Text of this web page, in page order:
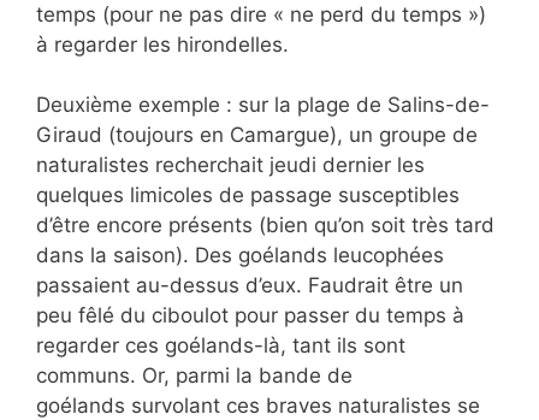
temps (pour ne pas dire « ne perd du temps »)
à regarder les hirondelles.
Deuxième exemple : sur la plage de Salins-de-
Giraud (toujours en Camargue), un groupe de
naturalistes recherchait jeudi dernier les
quelques limicoles de passage susceptibles
d’être encore présents (bien qu’on soit très tard
dans la saison). Des goélands leucophées
passaient au-dessus d’eux. Faudrait être un
peu fêlé du ciboulot pour passer du temps à
regarder ces goélands-là, tant ils sont
communs. Or, parmi la bande de
goélands survolant ces braves naturalistes se